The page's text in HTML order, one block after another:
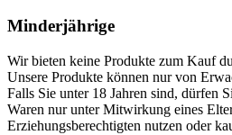
Minderjährige
Wir bieten keine Produkte zum Kauf
Unsere Produkte können nur von
Falls Sie unter 18 Jahren sind, dürfen
Waren nur unter Mitwirkung eines
Erziehungsberechtigten nutzen oder